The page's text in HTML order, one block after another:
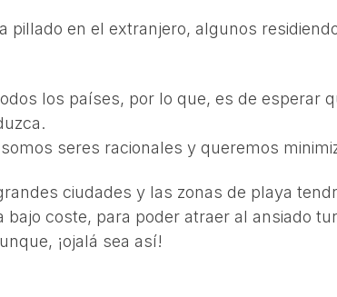
en el extranjero, algunos
los países, por lo que, es de esperar
seres racionales y queremos
ciudades y las zonas de playa
bajo coste, para poder atraer al ansiado
¡ojalá sea así!